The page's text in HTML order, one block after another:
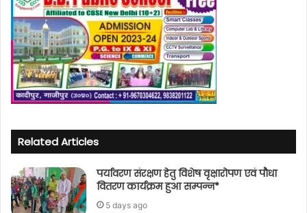
Related Articles
पर्यावरण संरक्षण हेतु विशेष वृक्षारोपण एवं पौधा
वितरण कार्यक्रम हुआ सम्पन्न*
5 days ago